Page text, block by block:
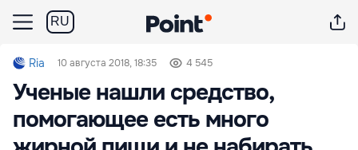
RU
Ria 10 августа 2018, 18:35 4 545
Ученые нашли средство,
помогающее есть много